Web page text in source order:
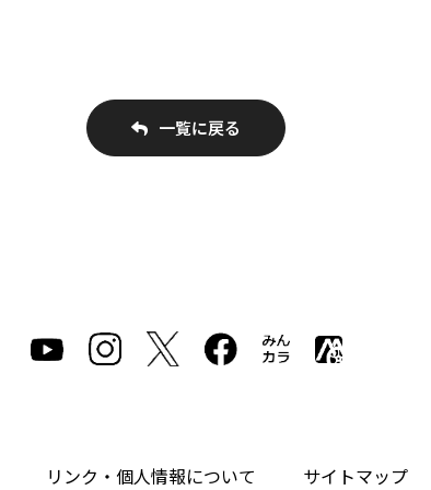
一覧に戻る
リンク・個人情報について サイトマップ